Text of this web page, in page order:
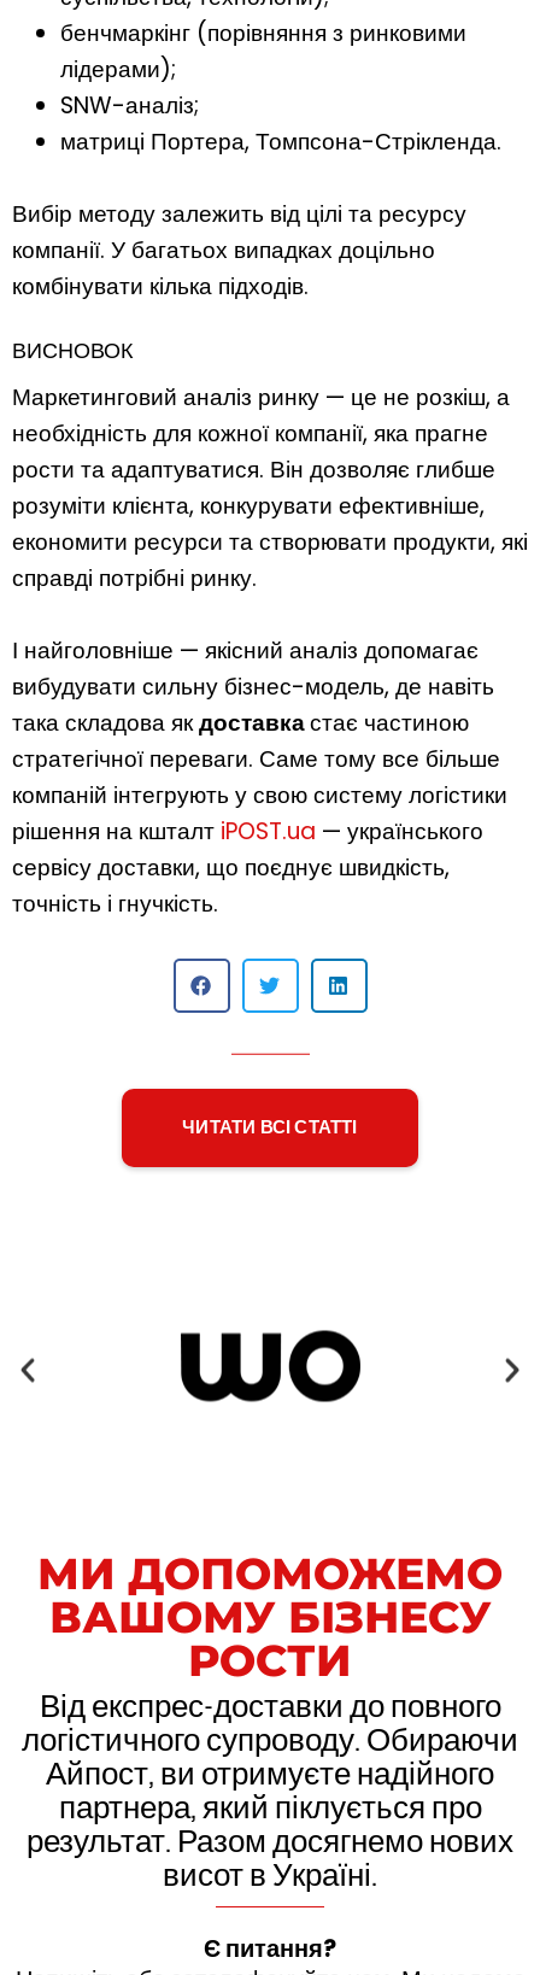
бенчмаркінг (порівняння з ринковими
лідерами);
SNW-аналіз;
матриці Портера, Томпсона-Стрікленда.
Вибір методу залежить від цілі та ресурсу
компанії. У багатьох випадках доцільно
комбінувати кілька підходів.
ВИСНОВОК
Маркетинговий аналіз ринку — це не розкіш, а
необхідність для кожної компанії, яка прагне
рости та адаптуватися. Він дозволяє глибше
розуміти клієнта, конкурувати ефективніше,
економити ресурси та створювати продукти, які
справді потрібні ринку.
І найголовніше — якісний аналіз допомагає
вибудувати сильну бізнес-модель, де навіть
така складова якдоставкастає частиною
стратегічної переваги. Саме тому все більше
компаній інтегрують у свою систему логістики
рішення на кшталт iPOST.ua — українського
сервісу доставки, що поєднує швидкість,
точність і гнучкість.
ЧИТАТИ ВСІ СТАТТІ
МИ ДОПОМОЖЕМО
ВАШОМУ БІЗНЕСУ
РОСТИ
Від експрес-доставки до повного
логістичного супроводу. Обираючи
Айпост, ви отримуєте надійного
партнера, який піклується про
результат. Разом досягнемо нових
висот в Україні.
Є питання?